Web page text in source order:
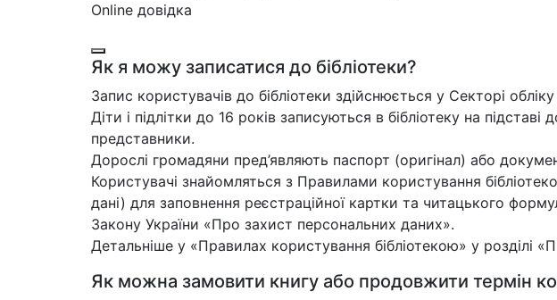
Online довідка
Як я можу записатися до бібліотеки?
Запис користувачів до бібліотеки здійснюється у Секторі
Діти і підлітки до 16 років записуються в бібліотеку на
представники.
Дорослі громадяни пред’являють паспорт (оригінал) або
Користувачі знайомляться з Правилами користування
дані) для заповнення реєстраційної картки та читацького
Закону України «Про захист персональних даних».
Детальніше у «Правилах користування бібліотекою» у розділі
Як можна замовити книгу або продовжити термін